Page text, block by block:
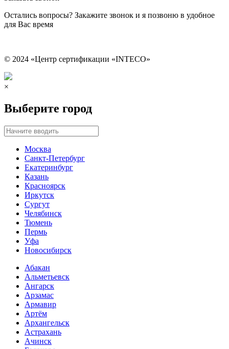
Остались вопросы? Закажите звонок и я позвоню в удобное
для Вас время
© 2024 «Центр сертификации «INTECO»
×
Выберите город
Москва
Санкт-Петербург
Екатеринбург
Казань
Красноярск
Иркутск
Сургут
Челябинск
Тюмень
Пермь
Уфа
Новосибирск
Абакан
Альметьевск
Ангарск
Арзамас
Армавир
Артём
Архангельск
Астрахань
Ачинск